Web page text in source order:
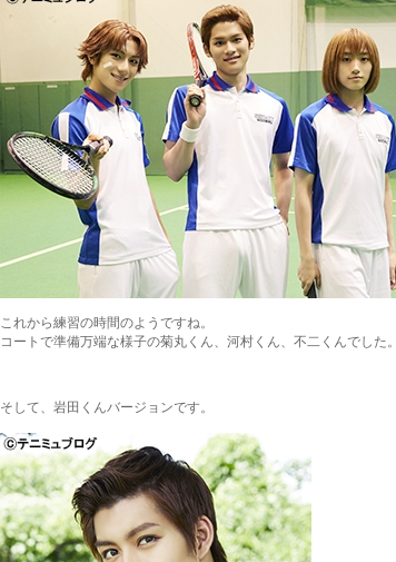
これから練習の時間のようですね。
コートで準備万端な様子の菊丸くん、河村くん、不二くんでした。
そして、岩田くんバージョンです。